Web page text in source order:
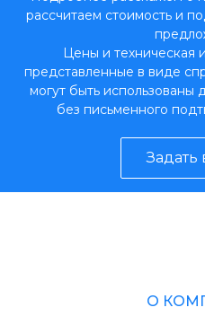
рассчитаем стоимость и
Цены и техническая
представленные в виде
могут быть использованы
без письменного
Задать
О